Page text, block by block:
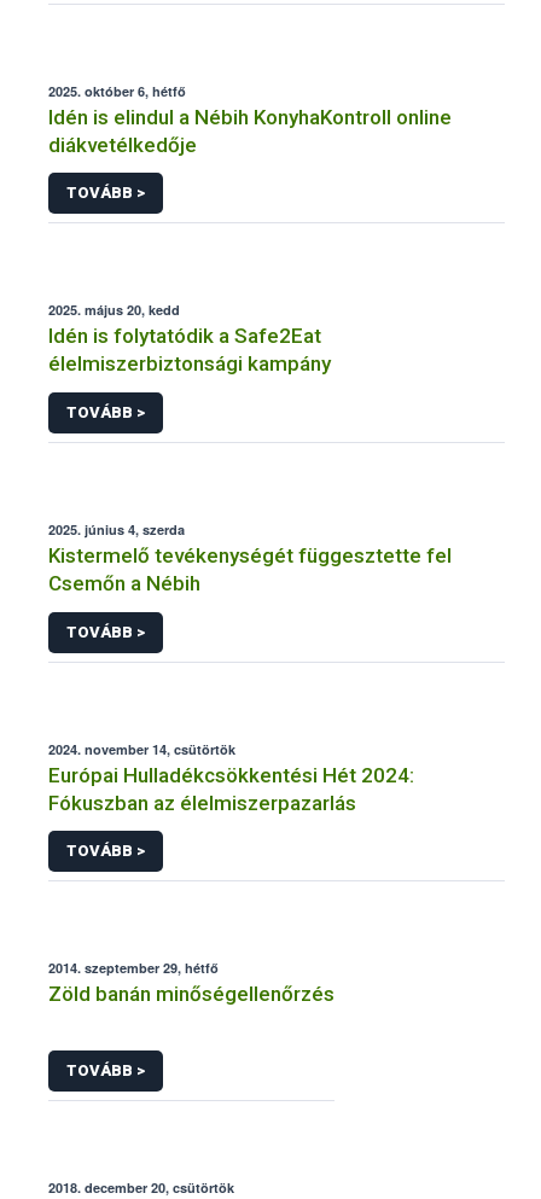
2025. október 6, hétfő
Idén is elindul a Nébih KonyhaKontroll online
diákvetélkedője
TOVÁBB >
2025. május 20, kedd
Idén is folytatódik a Safe2Eat
élelmiszerbiztonsági kampány
TOVÁBB >
2025. június 4, szerda
Kistermelő tevékenységét függesztette fel
Csemőn a Nébih
TOVÁBB >
2024. november 14, csütörtök
Európai Hulladékcsökkentési Hét 2024:
Fókuszban az élelmiszerpazarlás
TOVÁBB >
2014. szeptember 29, hétfő
Zöld banán minőségellenőrzés
TOVÁBB >
2018. december 20, csütörtök